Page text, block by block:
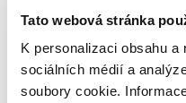
Tato webová stránka
K personalizaci obsahu
sociálních médií a
soubory cookie.
povinnosti nahradit
podle § 2933 až
ryzí teorii, v knize